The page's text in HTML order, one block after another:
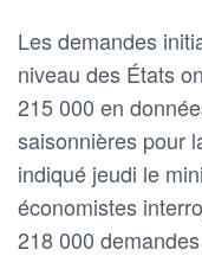
Les demandes
niveau des États
215 000 en
saisonnières pour
indiqué jeudi le
économistes
218 000